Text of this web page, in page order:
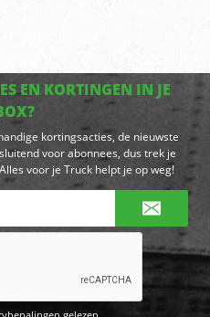
EN KORTINGEN IN JE
kortingsacties, de nieuwste
voor abonnees, dus trek je
voor je Truck helpt je op weg!